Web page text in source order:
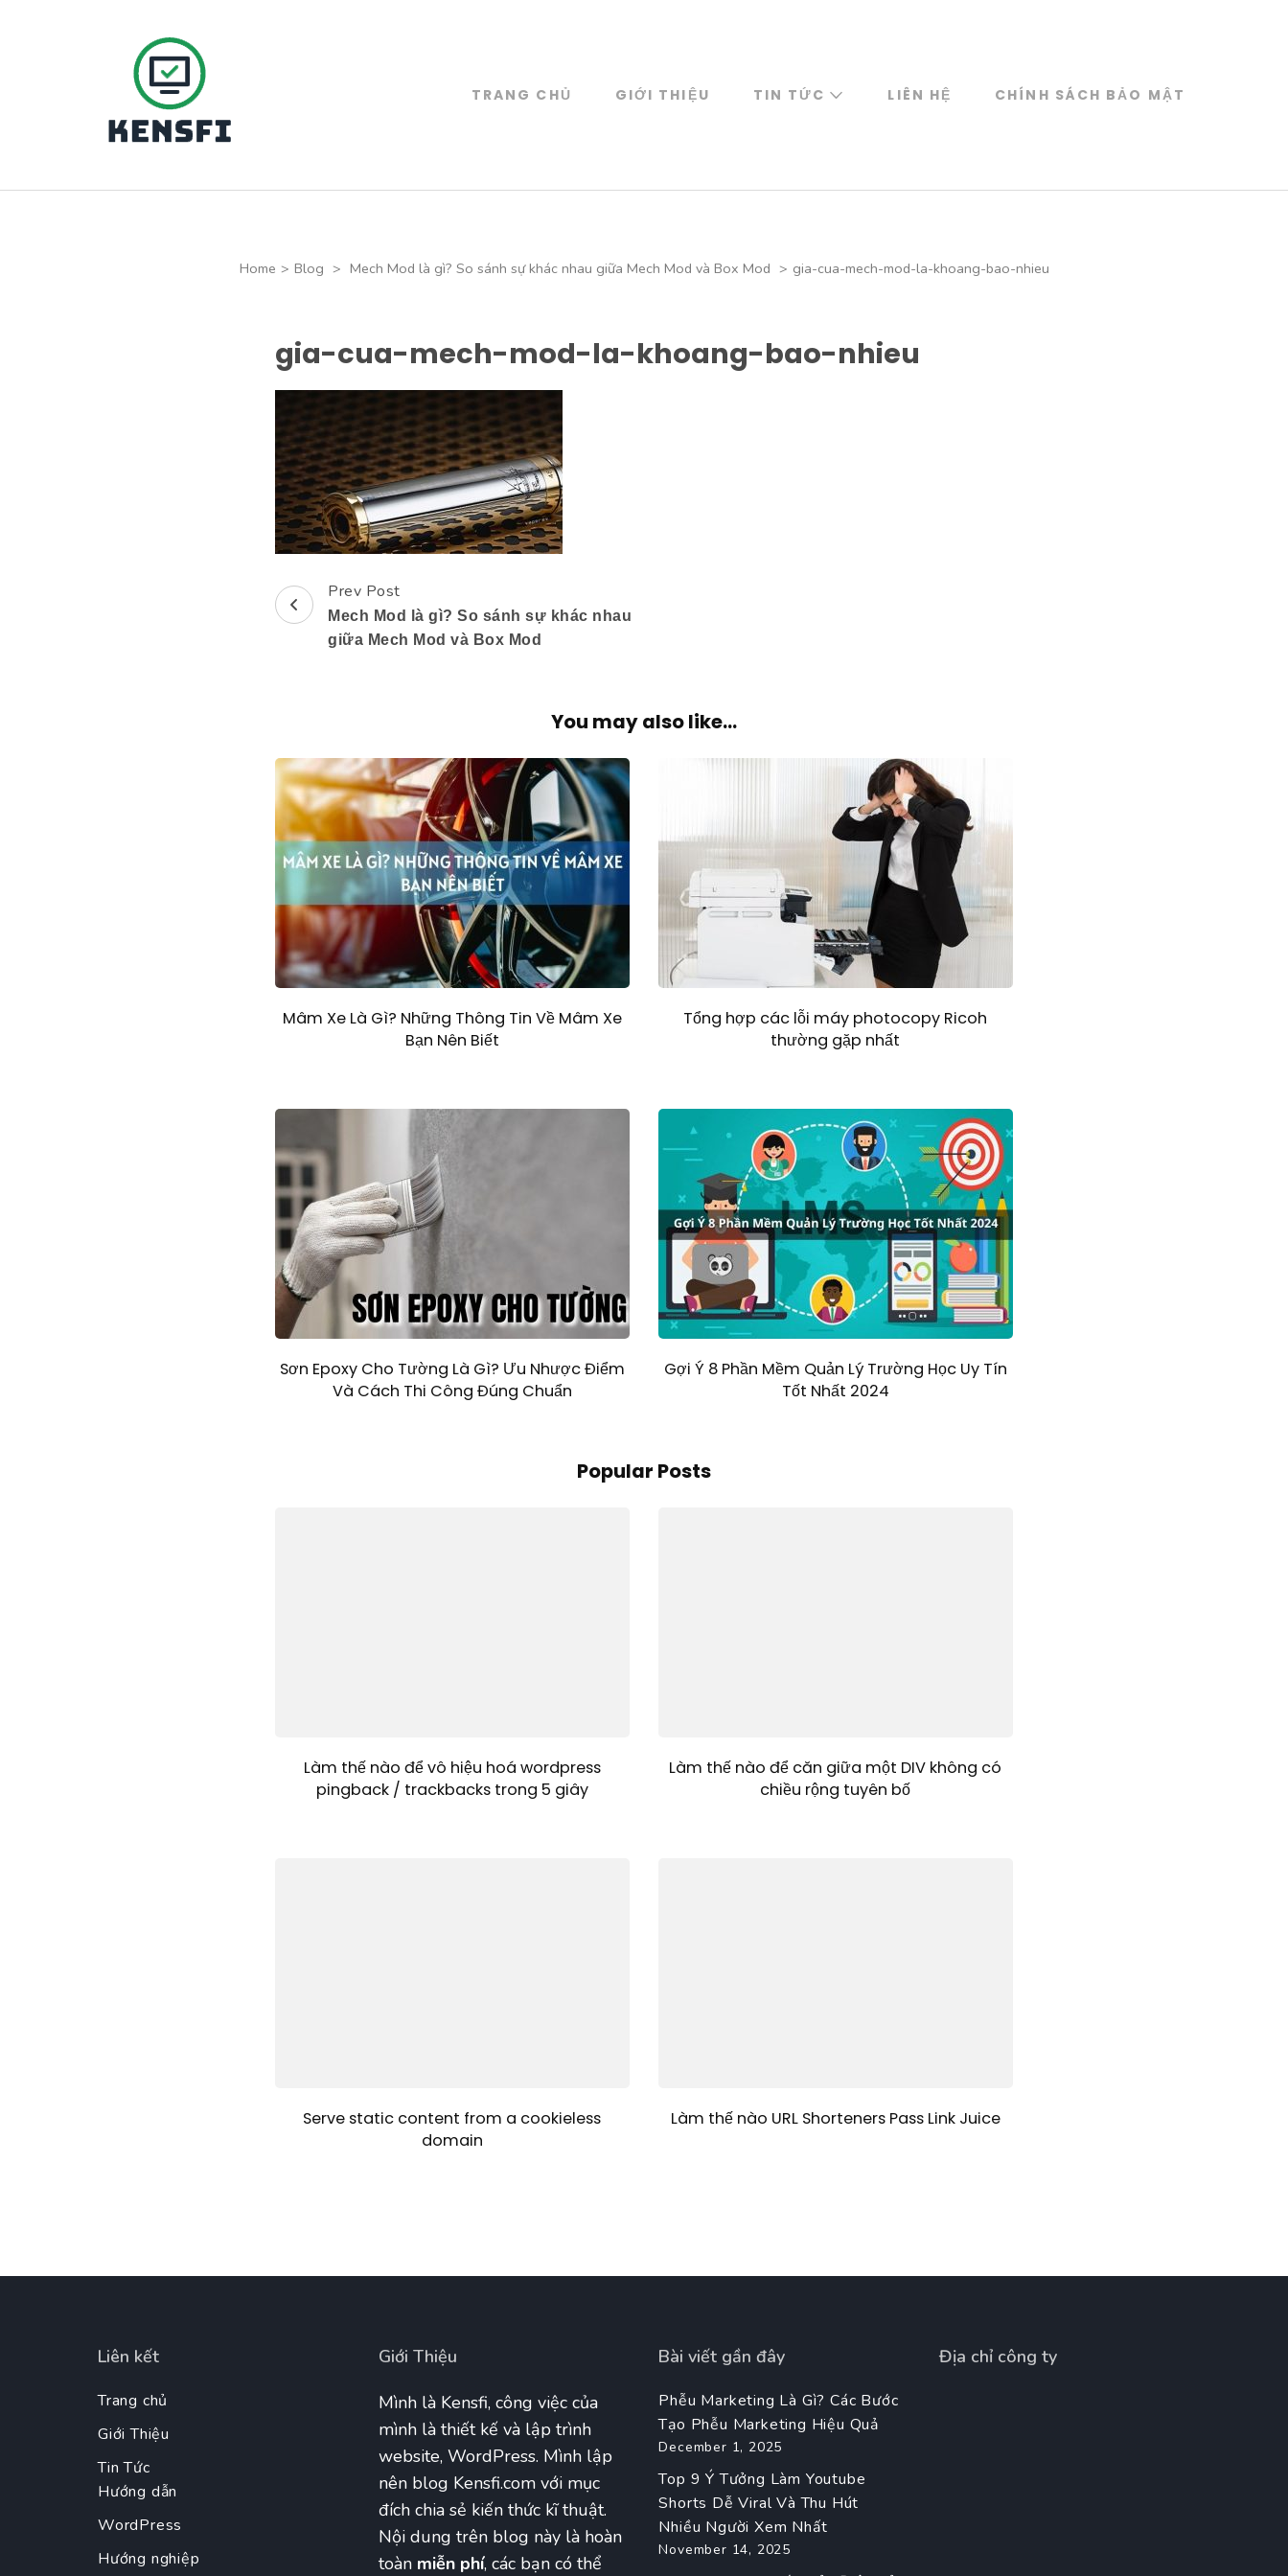
TRANG CHỦ GIỚI THIỆU TIN TỨC LIÊN HỆ CHÍNH SÁCH BẢO MẬT
Home > Blog > Mech Mod là gì? So sánh sự khác nhau giữa Mech Mod và Box Mod > gia-cua-mech-mod-la-khoang-bao-nhieu
gia-cua-mech-mod-la-khoang-bao-nhieu
Post
Navigation
Prev Post
Mech Mod là gì? So sánh sự khác nhau
giữa Mech Mod và Box Mod
You may also like...
Mâm Xe Là Gì? Những Thông Tin Về Mâm Xe
Bạn Nên Biết
Tổng hợp các lỗi máy photocopy Ricoh
thường gặp nhất
Sơn Epoxy Cho Tường Là Gì? Ưu Nhược Điểm
Và Cách Thi Công Đúng Chuẩn
Gợi Ý 8 Phần Mềm Quản Lý Trường Học Uy Tín
Tốt Nhất 2024
Popular Posts
Làm thế nào để vô hiệu hoá wordpress
pingback / trackbacks trong 5 giây
Làm thế nào để căn giữa một DIV không có
chiều rộng tuyên bố
Serve static content from a cookieless
domain
Làm thế nào URL Shorteners Pass Link Juice
Liên kết
Trang chủ
Giới Thiệu
Tin Tức
Hướng dẫn
WordPress
Hướng nghiệp
Giới Thiệu
Mình là Kensfi, công việc của
mình là thiết kế và lập trình
website, WordPress. Mình lập
nên blog Kensfi.com với mục
đích chia sẻ kiến thức kĩ thuật.
Nội dung trên blog này là hoàn
toàn miễn phí, các bạn có thể
Bài viết gần đây
Phễu Marketing Là Gì? Các Bước
Tạo Phễu Marketing Hiệu Quả
December 1, 2025
Top 9 Ý Tưởng Làm Youtube
Shorts Dễ Viral Và Thu Hút
Nhiều Người Xem Nhất
November 14, 2025
Địa chỉ công ty